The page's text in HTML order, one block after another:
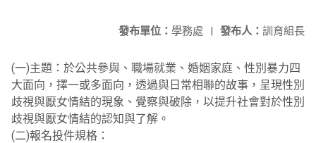
發布人： 訓育組長
發布單位： 學務處 |
(一)主題：於公共參與、職場就業、婚姻家庭、性別暴力四
大面向，擇一或多面向，透過與日常相聯的故事，呈現性別
歧視與厭女情結的現象、覺察與破除，以提升社會對於性別
歧視與厭女情結的認知與了解。
(二)報名投件規格：